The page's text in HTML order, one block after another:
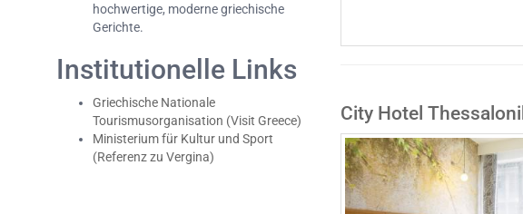
hochwertige, moderne griechische
Gerichte.
Institutionelle Links
Griechische Nationale
Tourismusorganisation (Visit Greece)
Ministerium für Kultur und Sport
(Referenz zu Vergina)
City Hotel